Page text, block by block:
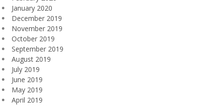
January 2020
December 2019
November 2019
October 2019
September 2019
August 2019
July 2019
June 2019
May 2019
April 2019